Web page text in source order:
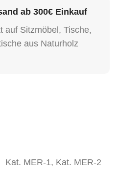
ab 300€ Einkauf
auf Sitzmöbel, Tische,
aus Naturholz
Kat. MER-1, Kat. MER-2